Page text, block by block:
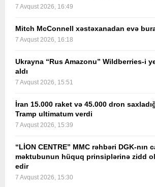
7 Avqust 2026, 16:49
Mitch McConnell xəstəxanadan evə
7 Avqust 2026, 16:18
Ukrayna “Rus Amazonu” Wildberries-i
aldı
7 Avqust 2026, 15:51
İran 15.000 raket və 45.000 dron
Tramp ultimatum verdi
7 Avqust 2026, 15:39
“LİON CENTRE” MMC rəhbəri DGK-nın
məktubunun hüquq prinsiplərinə zidd
edir
7 Avqust 2026, 15:30